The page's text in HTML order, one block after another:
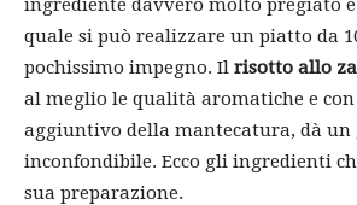
quale si può realizzare un piatto da
pochissimo impegno. Il risotto allo
al meglio le qualità aromatiche e
aggiuntivo della mantecatura, dà un
inconfondibile. Ecco gli ingredienti
sua preparazione.